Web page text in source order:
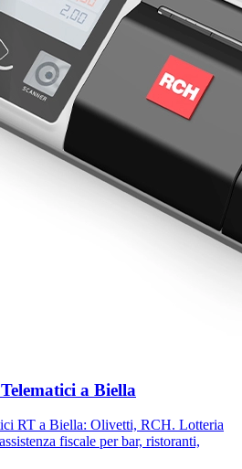
a Biella
RT a Biella: Olivetti, RCH. Lotteria
fiscale per bar, ristoranti,